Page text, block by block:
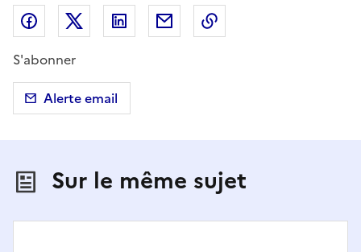
Partager sur Facebook
Partager sur X (anciennement Twitter)
Partager sur LinkedIn
Partager par email
S'abonner
Alerte email
Sur le même sujet